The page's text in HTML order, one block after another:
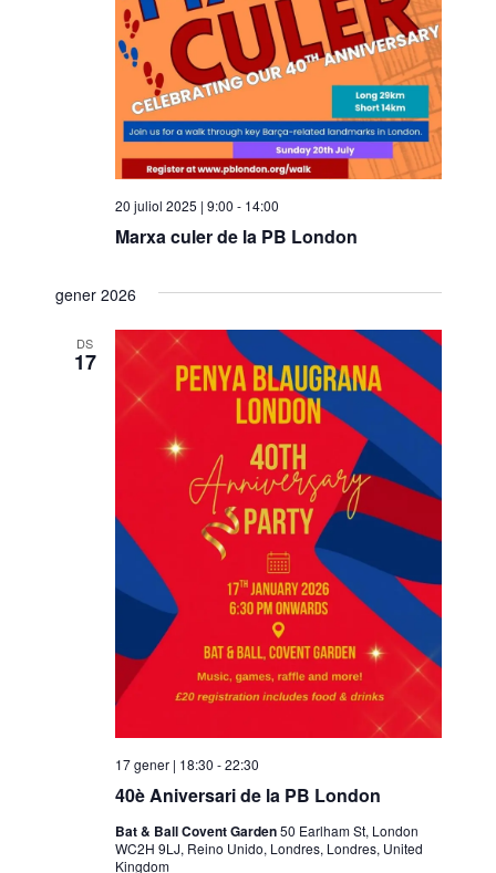
Marxa culer de la PB London
20 juliol 2025 | 9:00 - 14:00
gener 2026
DS
17
40è Aniversari de la PB London
17 gener | 18:30 -22:30
Bat & Ball Covent Garden50 Earlham St, London
WC2H 9LJ, Reino Unido, Londres, Londres, United
Kingdom